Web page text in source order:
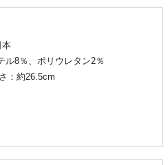
本
ル8％、ポリウレタン2％
：約26.5cm